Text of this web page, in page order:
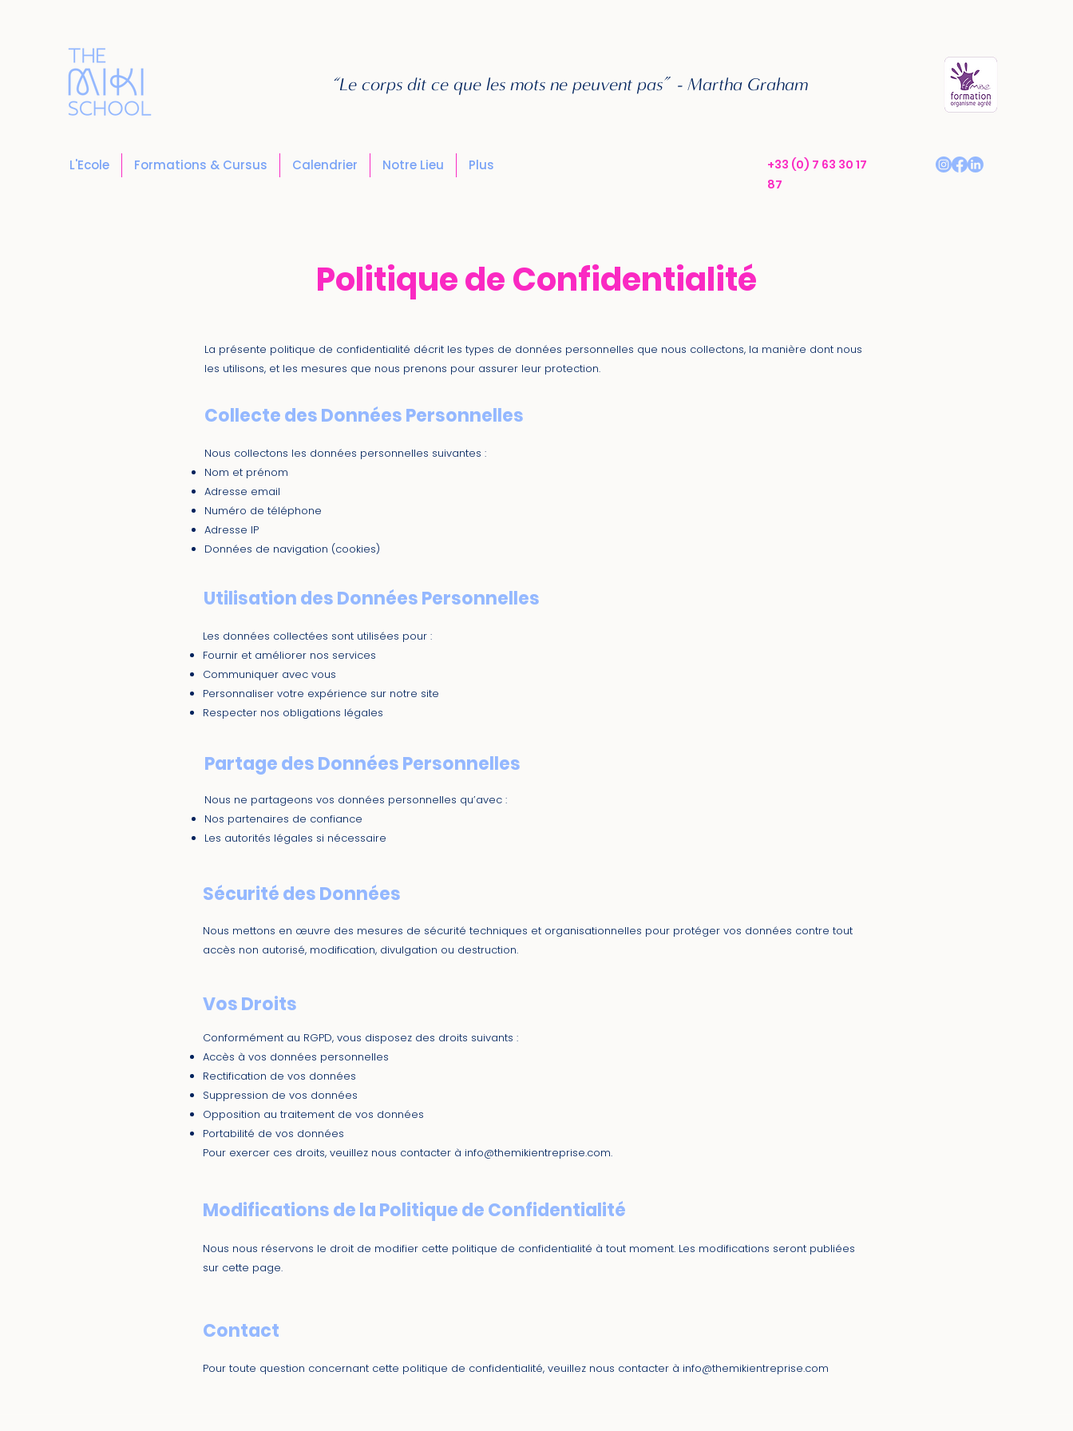
“Le corps dit ce que les mots ne peuvent pas” - Martha Graham
L'Ecole Formations & Cursus Calendrier Notre Lieu Plus
+33 (0) 7 63 30 17
87
Politique de Confidentialité
La présente politique de confidentialité décrit les types de données personnelles que nous collectons, la manière dont nous
les utilisons, et les mesures que nous prenons pour assurer leur protection.
Collecte des Données Personnelles
Nous collectons les données personnelles suivantes :
Nom et prénom
Adresse email
Numéro de téléphone
Adresse IP
Données de navigation (cookies)
Utilisation des Données Personnelles
Les données collectées sont utilisées pour :
Fournir et améliorer nos services
Communiquer avec vous
Personnaliser votre expérience sur notre site
Respecter nos obligations légales
Partage des Données Personnelles
Nous ne partageons vos données personnelles qu’avec :
Nos partenaires de confiance
Les autorités légales si nécessaire
Sécurité des Données
Nous mettons en œuvre des mesures de sécurité techniques et organisationnelles pour protéger vos données contre tout
accès non autorisé, modification, divulgation ou destruction.
Vos Droits
Conformément au RGPD, vous disposez des droits suivants :
Accès à vos données personnelles
Rectification de vos données
Suppression de vos données
Opposition au traitement de vos données
Portabilité de vos données
Pour exercer ces droits, veuillez nous contacter à info@themikientreprise.com.
Modifications de la Politique de Confidentialité
Nous nous réservons le droit de modifier cette politique de confidentialité à tout moment. Les modifications seront publiées
sur cette page.
Contact
Pour toute question concernant cette politique de confidentialité, veuillez nous contacter à info@themikientreprise.com